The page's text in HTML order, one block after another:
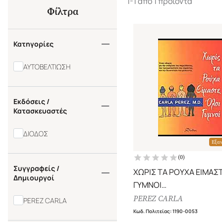
Φίλτρα
Κατηγορίες
ΑΥΤΟΒΕΛΤΙΩΣΗ
Εκδόσεις /
Κατασκευαστές
ΔΙΟΔΟΣ
Συγγραφείς /
Δημιουργοί
PEREZ CARLA
(0)
ΧΩΡΙΣ ΤΑ ΡΟΥΧΑ
ΓΥΜΝΟΙ
ΕΝΑΣ ΟΔΗΓΟΣ ΓΙΑ ΤΗΝ
ΕΠΙΔΡΑΣΗ ΤΟΥ
PEREZ CARLA
Κωδ. Πολιτείας:1190-0053